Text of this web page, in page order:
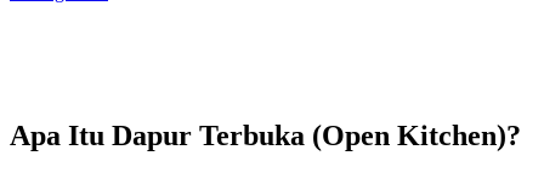
Apa Itu Dapur Terbuka (Open Kitchen)?